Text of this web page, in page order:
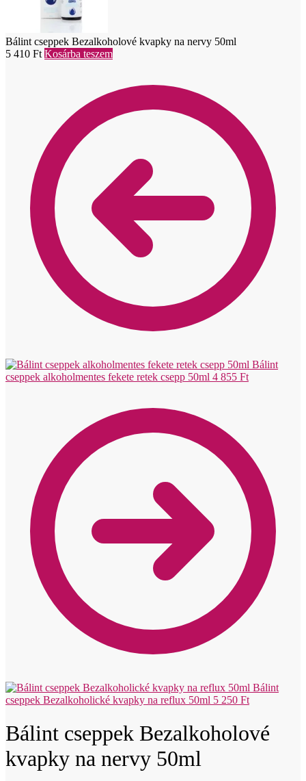
Bálint cseppek Bezalkoholové kvapky na nervy 50ml
5 410 Ft Kosárba teszem
Bálint
cseppek alkoholmentes fekete retek csepp 50ml 4 855 Ft
Bálint
cseppek Bezalkoholické kvapky na reflux 50ml 5 250 Ft
Bálint cseppek Bezalkoholové
kvapky na nervy 50ml